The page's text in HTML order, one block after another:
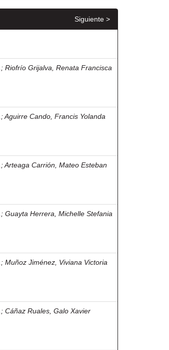
Siguiente >
; Riofrío Grijalva, Renata Francisca
;Aguirre Cando, Francis Yolanda
;Arteaga Carrión, Mateo Esteban
; Guayta Herrera, Michelle Stefania
; Muñoz Jiménez, Viviana Victoria
; Cáñaz Ruales, Galo Xavier